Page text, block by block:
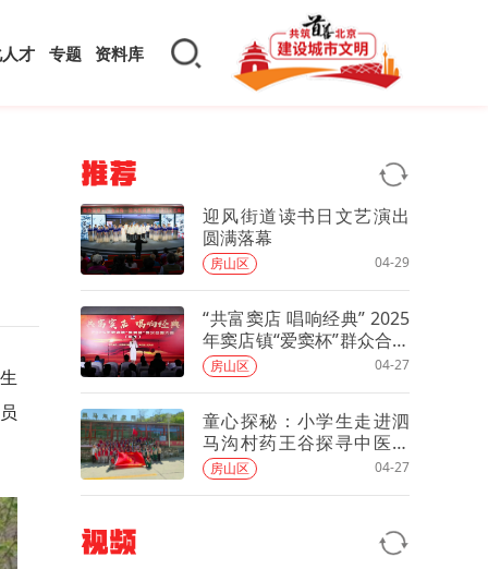
才 专题 资料库
推荐
迎风街道读书日文艺演出
圆满落幕
房山区 04-29
“共富窦店 唱响经典” 2025
年窦店镇“爱窦杯”群众合唱
大赛初赛圆满落幕！
房山区 04-27
童心探秘：小学生走进泗
马沟村药王谷探寻中医药
文化魅力
房山区 04-27
视频